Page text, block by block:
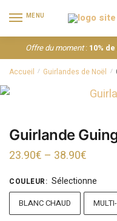
MENU
Offre du moment: 10%
Accueil / Guirlandes de Noël /
Guirlande
23.90€ – 38.90€
COULEUR: Sélectionne
BLANC CHAUD